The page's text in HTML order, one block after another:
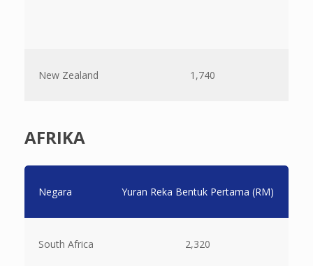
New Zealand 1,740
AFRIKA
Negara Yuran Reka Bentuk Pertama (RM)
South Africa 2,320